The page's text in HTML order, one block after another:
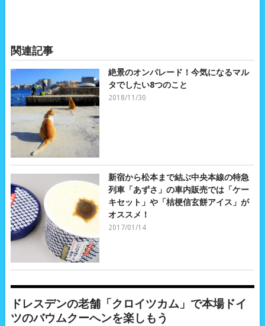
関連記事
絶景のオンパレード！今気になるマル
タでしたい8つのこと
2018/11/30
新宿から松本まで結ぶ中央本線の特急
列車「あずさ」の車内販売では「ケー
キセット」や「桔梗信玄餅アイス」が
オススメ！
2017/01/14
ドレスデンの老舗「クロイツカム」で本場ドイ
ツのバウムクーへンを楽しもう